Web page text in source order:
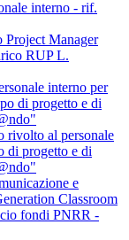
interno - rif.
Project Manager
RUP L.
interno per
di progetto e di
rivolto al personale
di progetto e di
e
Classroom
fondi PNRR -